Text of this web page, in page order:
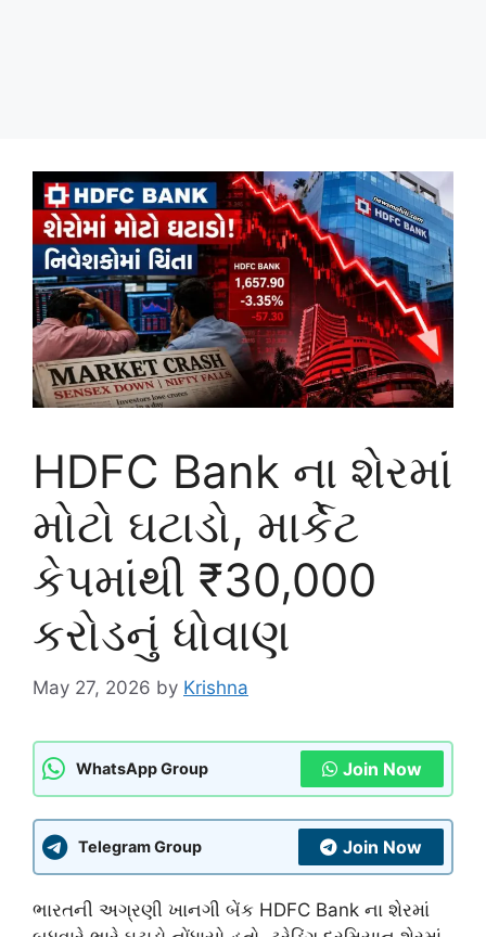
HDFC Bank ના શેરમાં
મોટો ઘટાડો, માર્કેટ
કેપમાંથી ₹30,000
કરોડનું ધોવાણ
May 27, 2026 by Krishna
WhatsApp Group Join Now
Telegram Group Join Now
ભારતની અગ્રણી ખાનગી બેંક HDFC Bank ના શેરમાં